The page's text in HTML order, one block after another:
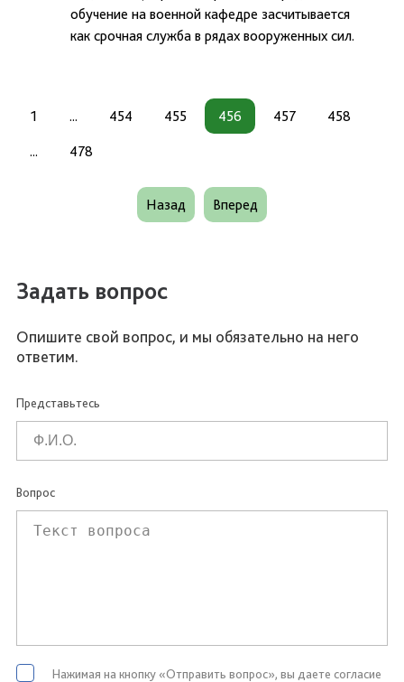
обучение на военной кафедре засчитывается
как срочная служба в рядах вооруженных сил.
1 ... 454 455 456 457 458
... 478
Назад Вперед
Задать вопрос
Опишите свой вопрос, и мы обязательно на него
ответим.
Представьтесь
Вопрос
Нажимая на кнопку «Отправить вопрос», вы даете согласие